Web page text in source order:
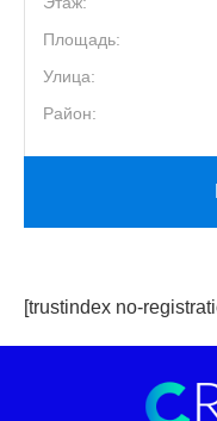
Площадь:
Улица:
Район:
[trustindex no-